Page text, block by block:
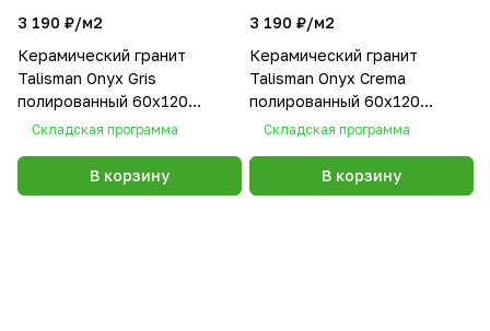
3 190 ₽/м2
Керамический гранит
Talisman Onyx Gris
полированный 60х120
60120TLN02P
Складская программа
В корзину
3 190 ₽/м2
Керамический гранит
Talisman Onyx Crema
полированный 60х120
60120TLN01P
Складская программа
В корзину